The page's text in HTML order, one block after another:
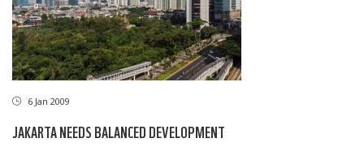
6 Jan 2009
JAKARTA NEEDS BALANCED DEVELOPMENT